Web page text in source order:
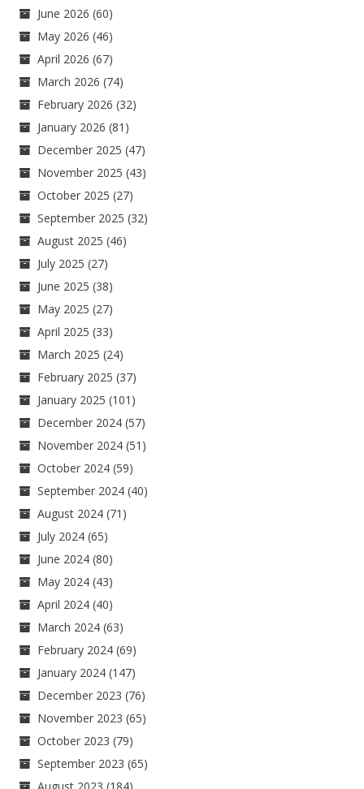
June 2026 (60)
May 2026 (46)
April 2026 (67)
March 2026 (74)
February 2026 (32)
January 2026 (81)
December 2025 (47)
November 2025 (43)
October 2025 (27)
September 2025 (32)
August 2025 (46)
July 2025 (27)
June 2025 (38)
May 2025 (27)
April 2025 (33)
March 2025 (24)
February 2025 (37)
January 2025 (101)
December 2024 (57)
November 2024 (51)
October 2024 (59)
September 2024 (40)
August 2024 (71)
July 2024 (65)
June 2024 (80)
May 2024 (43)
April 2024 (40)
March 2024 (63)
February 2024 (69)
January 2024 (147)
December 2023 (76)
November 2023 (65)
October 2023 (79)
September 2023 (65)